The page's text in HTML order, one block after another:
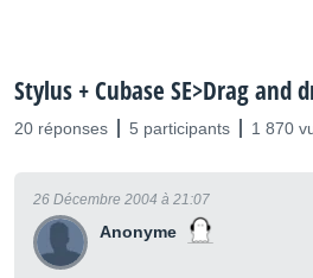
Stylus + Cubase SE>Drag and
20 réponses 5 participants 1 870
Anonyme
26 Décembre 2004 à 21:07